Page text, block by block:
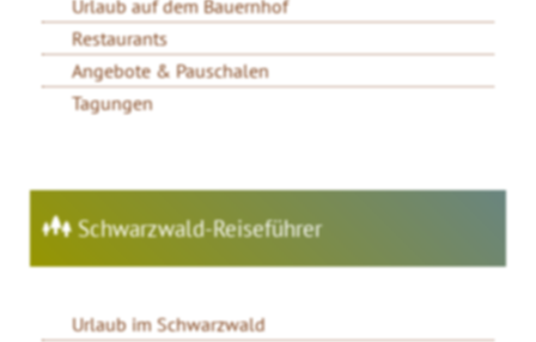
Urlaub auf dem Bauernhof
Restaurants
Angebote & Pauschalen
Tagungen
Schwarzwald-Reiseführer
Urlaub im Schwarzwald